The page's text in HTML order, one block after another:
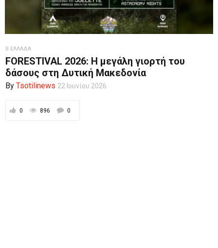
Β.ΕΛΛΑΔΑ
FORESTIVAL 2026: Η μεγάλη γιορτή του
δάσους στη Δυτική Μακεδονία
By Tsotilinews 22 Ιουνίου 2026
0 896 0